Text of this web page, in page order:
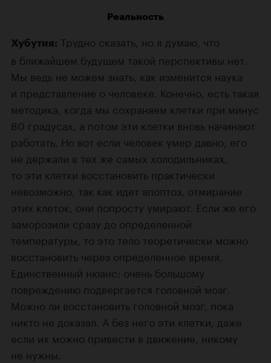
Реальность
Хубутия: Трудно сказать, но я думаю, что
в ближайшем будущем такой перспективы нет.
Мы ведь не можем знать, как изменится наука
и представление о человеке. Конечно, есть такая
методика, когда мы сохраняем клетки при минус
80 градусах, а потом эти клетки вновь начинают
работать. Но вот если человек умер давно, его
не держали в тех же самых холодильниках,
то эти клетки восстановить практически
невозможно, так как идет апоптоз, отмирание
этих клеток, они попросту умирают. Если же его
заморозили сразу до определенной
температуры, то это тело теоретически можно
восстановить через определенное время.
Единственный нюанс: очень большому
повреждению подвергается головной мозг.
Можно ли восстановить головной мозг, пока
никто не доказал. А без него эти клетки, даже
если их можно привести в движение, никому
не нужны.